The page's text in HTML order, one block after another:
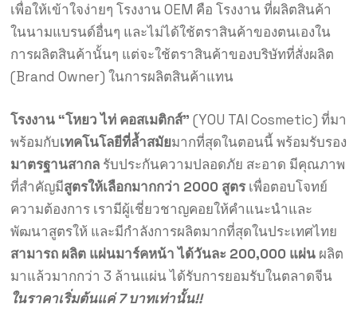
เพื่อให้เข้าใจง่ายๆ โรงงาน OEM คือ โรงงาน ที่ผลิตสินค้า
ในนามแบรนด์อื่นๆ และไม่ได้ใช้ตราสินค้าของตนเองใน
การผลิตสินค้านั้นๆ แต่จะใช้ตราสินค้าของบริษัทที่สั่งผลิต
(Brand Owner) ในการผลิตสินค้าแทน
โรงงาน “โหยว ไท่ คอสเมติกส์” (YOU TAI Cosmetic) ที่มา
พร้อมกับเทคโนโลยีที่ล้ำสมัยมากที่สุดในตอนนี้ พร้อมรับรอง
มาตรฐานสากลรับประกันความปลอดภัย สะอาด มีคุณภาพ
ที่สำคัญมีสูตรให้เลือกมากกว่า 2000 สูตรเพื่อตอบโจทย์
ความต้องการ เรามีผู้เชี่ยวชาญคอยให้คำแนะนำและ
พัฒนาสูตรให้ และมีกำลังการผลิตมากที่สุดในประเทศไทย
สามารถ ผลิต แผ่นมาร์คหน้า ได้วันละ 200,000 แผ่นผลิต
มาแล้วมากกว่า 3 ล้านแผ่น ได้รับการยอมรับในตลาดจีน
ในราคาเริ่มต้นแค่ 7 บาทเท่านั้น!!